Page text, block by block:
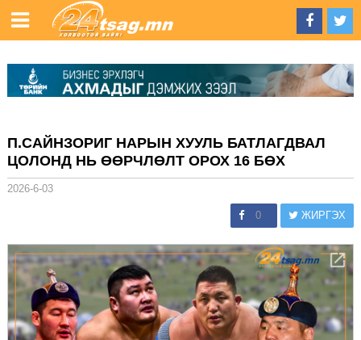
П.САЙНЗОРИГ НАРЫН ХУУЛЬ БАТЛАГДВАЛ
ЦОЛОНД НЬ ӨӨРЧЛӨЛТ ОРОХ 16 БӨХ
2026-6-03
0 ЖИРГЭХ